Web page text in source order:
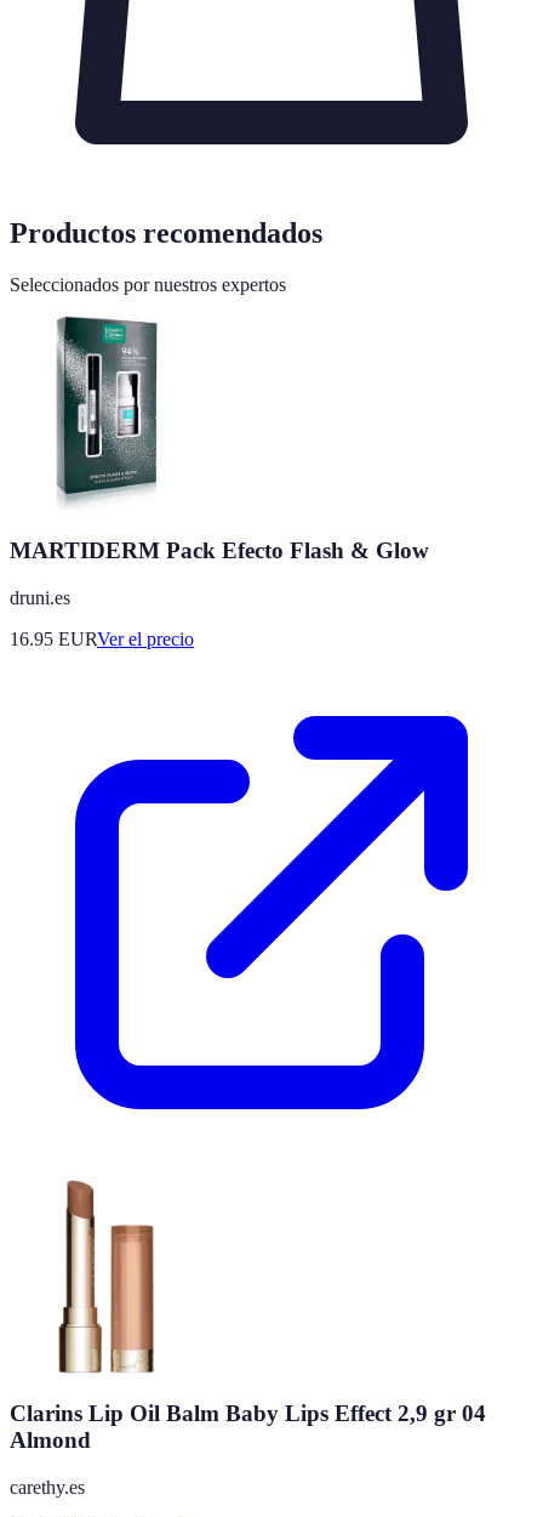
Productos recomendados
Seleccionados por nuestros expertos
MARTIDERM Pack Efecto Flash & Glow
druni.es
16.95 EURVer el precio
Clarins Lip Oil Balm Baby Lips Effect 2,9 gr 04
Almond
carethy.es